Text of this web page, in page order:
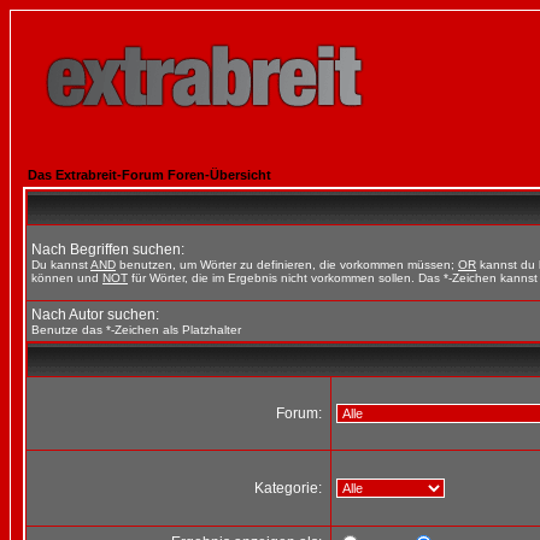
Das Extrabreit-Forum Foren-Übersicht
Nach Begriffen suchen:
Du kannstAND benutzen, um Wörter zu definieren, die vorkommen müssen; OR kannst du
können und NOT für Wörter, die im Ergebnis nicht vorkommen sollen. Das *-Zeichen
Nach Autor suchen:
Benutze das *-Zeichen als Platzhalter
Forum:
Kategorie: